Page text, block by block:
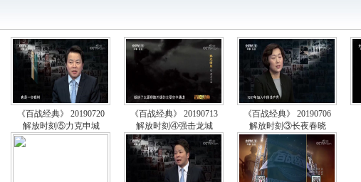
《百战经典》 20190720
解放时刻⑤力克申城
《百战经典》 20190713
解放时刻④强击龙城
《百战经典》 20190706
解放时刻③长夜春晓